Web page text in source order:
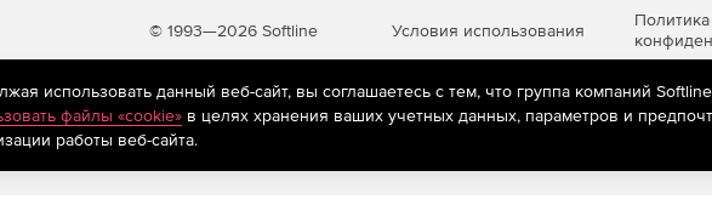
сложных скрытых угроз благодаря фирменной технологии обнаружения
вирусов (почтовый монитор SpIDer Mail®)
© 1993—2026 Softline Условия использования
Политика
применяютсярекомендательные технологии (информационные технологии
относящихся к предпочтениям пользователей сети «Интернет», находящихся на
использовать данный веб-сайт, вы соглашаетесь с тем, что группа компаний
файлы «cookie»в целях хранения ваших учетных данных, параметров и
работы веб-сайта.